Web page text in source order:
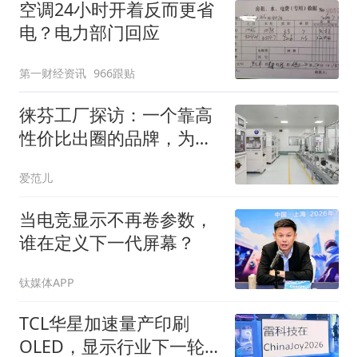
空调24小时开着反而更省
电？电力部门回应
第一财经资讯 966跟贴
徕芬工厂探访：一个靠高
性价比出圈的品牌，为什
爱范儿
当电竞显示不再卷参数，
谁在定义下一代屏幕？
钛媒体APP
TCL华星加速量产印刷
OLED，显示行业下一轮